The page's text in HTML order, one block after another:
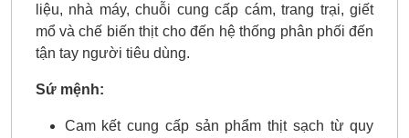
liệu, nhà máy, chuỗi cung cấp cám, trang trại, giết
mổ và chế biến thịt cho đến hệ thống phân phối đến
tận tay người tiêu dùng.
Sứ mệnh:
Cam kết cung cấp sản phẩm thịt sạch từ quy